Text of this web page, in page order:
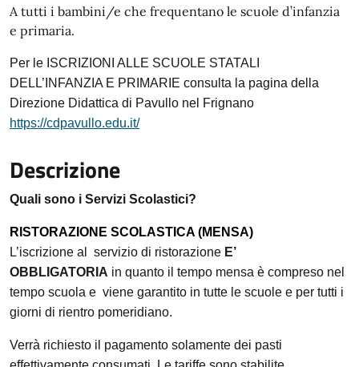
A tutti i bambini/e che frequentano le scuole d’infanzia
e primaria.
Per le ISCRIZIONI ALLE SCUOLE STATALI
DELL’INFANZIA E PRIMARIE consulta la pagina della
Direzione Didattica di Pavullo nel Frignano
https://cdpavullo.edu.it/
Descrizione
Quali sono i Servizi Scolastici?
RISTORAZIONE SCOLASTICA (MENSA)
L’iscrizione al servizio di ristorazione E’
OBBLIGATORIA in quanto il tempo mensa è compreso nel
tempo scuola e viene garantito in tutte le scuole e per tutti i
giorni di rientro pomeridiano.
Verrà richiesto il pagamento solamente dei pasti